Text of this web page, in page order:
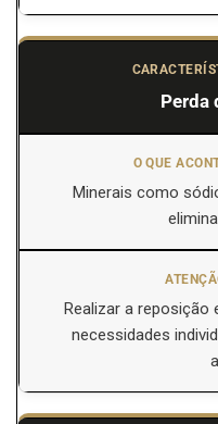
Perda
Minerais como
Realizar a reposição
necessidades